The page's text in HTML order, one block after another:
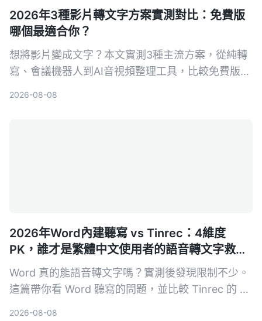
2026年3種影片轉文字方案實測對比：免費版
哪個最適合你？
想將影片變成文字？本文實測3種主流方案，從純轉
寫、會議機器人到AI音視頻整理工具，比較免費版功
2026-08-08
2026年Word內建聽寫 vs Tinrec：4維度
PK，誰才是繁體中文使用者的語音轉文字救
星？
Word 真的能語音轉文字嗎？實測後發現限制不少。
這篇帶你看 Word 聽寫的問題，並比較 Tinrec 的 AI
2026-08-08